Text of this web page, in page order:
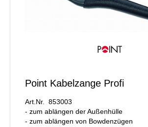
Point Kabelzange Profi
Art.Nr. 853003
- zum ablängen der Außenhülle
- zum ablängen von Bowdenzügen